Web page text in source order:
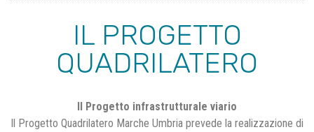
IL PROGETTO
QUADRILATERO
Il Progetto infrastrutturale viario
Il Progetto Quadrilatero Marche Umbria prevede la realizzazione di